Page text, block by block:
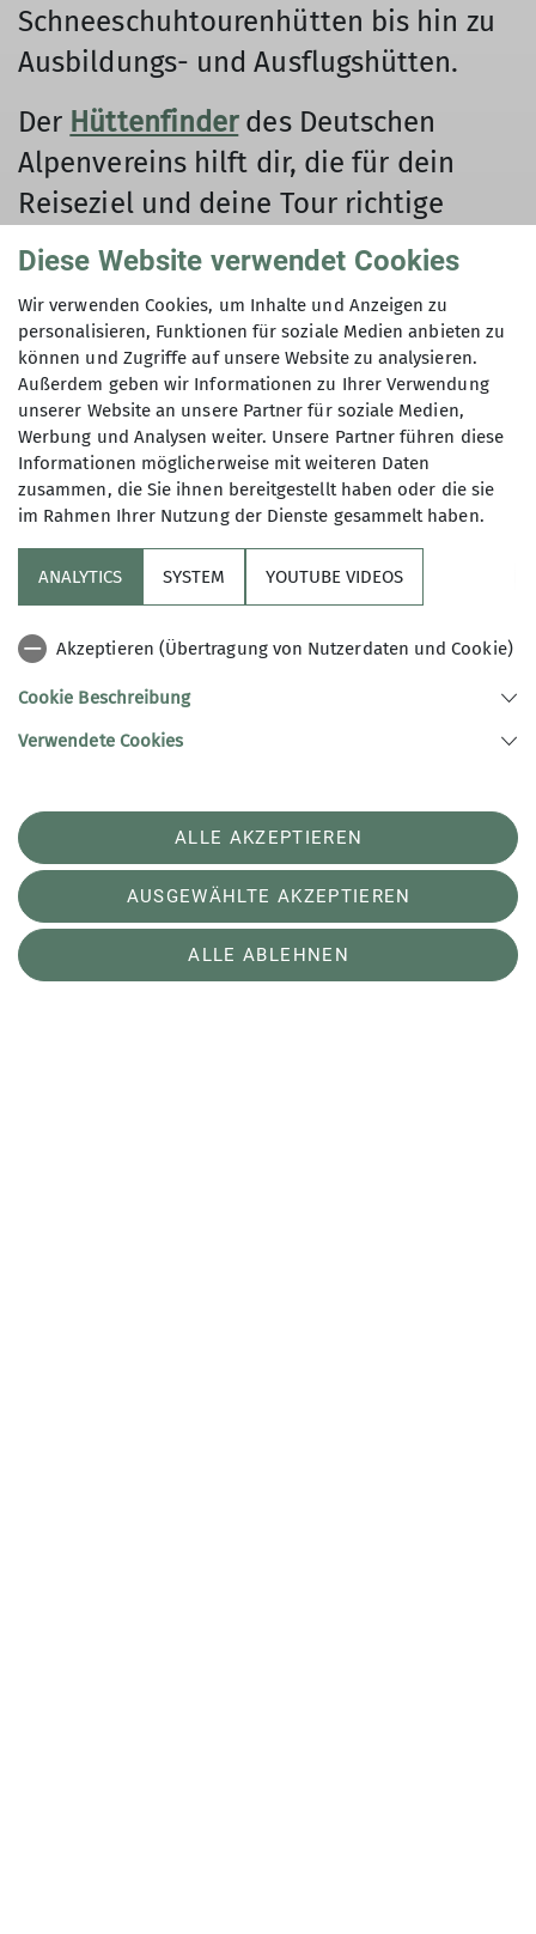
Schneeschuhtourenhütten bis hin zu
Ausbildungs- und Ausflugshütten.
Der Hüttenfinderdes Deutschen
Alpenvereins hilft dir, die für dein
Reiseziel und deine Tour richtige
Hütte zu finden.
Zwei der Hütten, die auf 2.131 m
ü.NN im Tiroler Lechtal
gelegeneHermann-von-Barth-Hütte
sowie dieEifelhütte, gehören unserer
Vereinssektion. Details dazu findest
du direkt hier.
Hermann-von-Barth-Hütte
Diese Website verwendet Cookies
Wir verwenden Cookies, um Inhalte und Anzeigen zu
personalisieren, Funktionen für soziale Medien anbieten zu
können und Zugriffe auf unsere Website zu analysieren.
Außerdem geben wir Informationen zu Ihrer Verwendung
unserer Website an unsere Partner für soziale Medien,
Werbung und Analysen weiter. Unsere Partner führen diese
Informationen möglicherweise mit weiteren Daten
zusammen, die Sie ihnen bereitgestellt haben oder die sie
im Rahmen Ihrer Nutzung der Dienste gesammelt haben.
ANALYTICS SYSTEM YOUTUBE VIDEOS
Akzeptieren (Übertragung von Nutzerdaten und Cookie)
Cookie Beschreibung
Verwendete Cookies
ALLE AKZEPTIEREN
AUSGEWÄHLTE AKZEPTIEREN
ALLE ABLEHNEN